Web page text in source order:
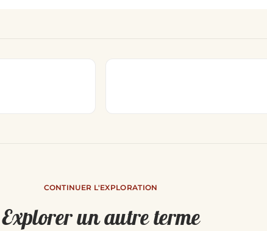
CONTINUER L'EXPLORATION
Explorer un autre terme